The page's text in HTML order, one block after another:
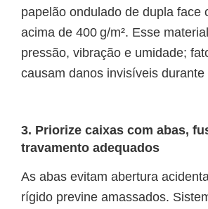
papelão ondulado de dupla face
acima de 400 g/m². Esse
pressão, vibração e umidade;
causam danos invisíveis durante
3. Priorize caixas com abas,
travamento adequados
As abas evitam abertura
rígido previne amassados.